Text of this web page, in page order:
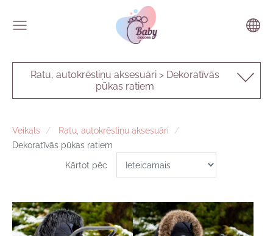
Ratu, autokrēsliņu aksesuāri > Dekoratīvās
pūkas ratiem
Veikals
Ratu, autokrēsliņu aksesuāri
Dekoratīvās pūkas ratiem
Kārtot pēc